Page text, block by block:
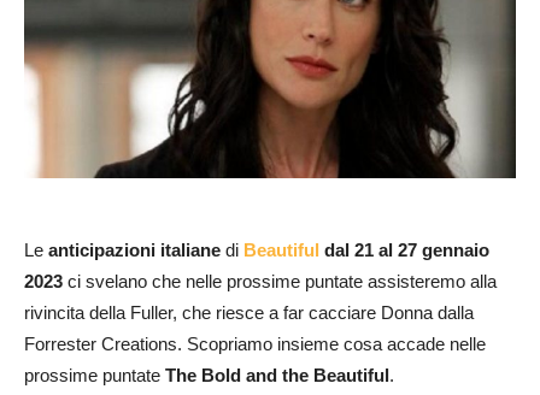
Le anticipazioni italiane di Beautiful dal 21 al 27 gennaio
2023 ci svelano che nelle prossime puntate assisteremo alla
rivincita della Fuller, che riesce a far cacciare Donna dalla
Forrester Creations. Scopriamo insieme cosa accade nelle
prossime puntate The Bold and the Beautiful.